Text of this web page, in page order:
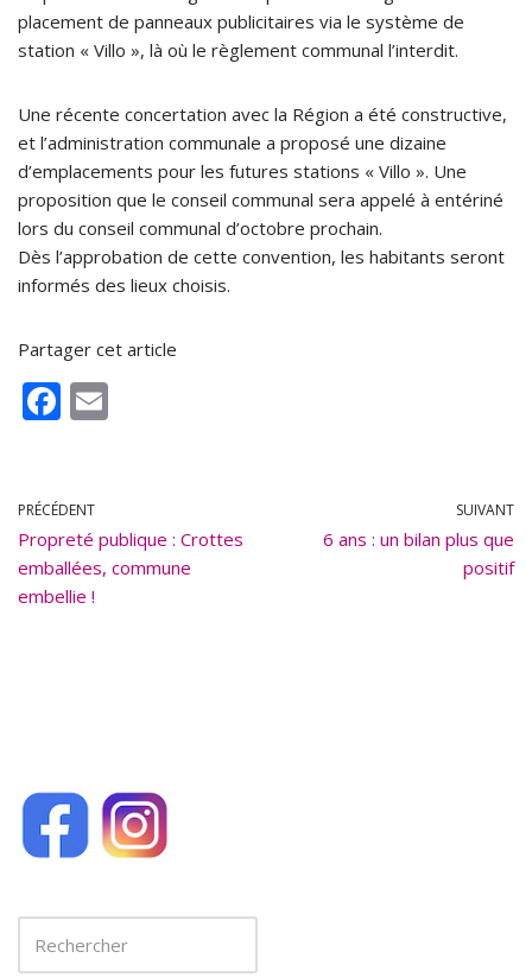
placement de panneaux publicitaires via le système de
station « Villo », là où le règlement communal l’interdit.
Une récente concertation avec la Région a été constructive,
et l’administration communale a proposé une dizaine
d’emplacements pour les futures stations « Villo ». Une
proposition que le conseil communal sera appelé à entériné
lors du conseil communal d’octobre prochain.
Dès l’approbation de cette convention, les habitants seront
informés des lieux choisis.
Partager cet article
F
b
o
o
PRÉCÉDENT
Propreté publique : Crottes
emballées, commune
embellie !
SUIVANT
6 ans : un bilan plus que
positif